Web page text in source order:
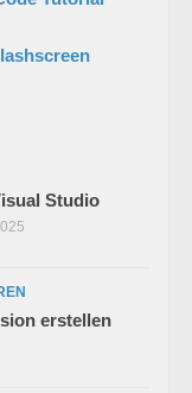
Studio
erstellen